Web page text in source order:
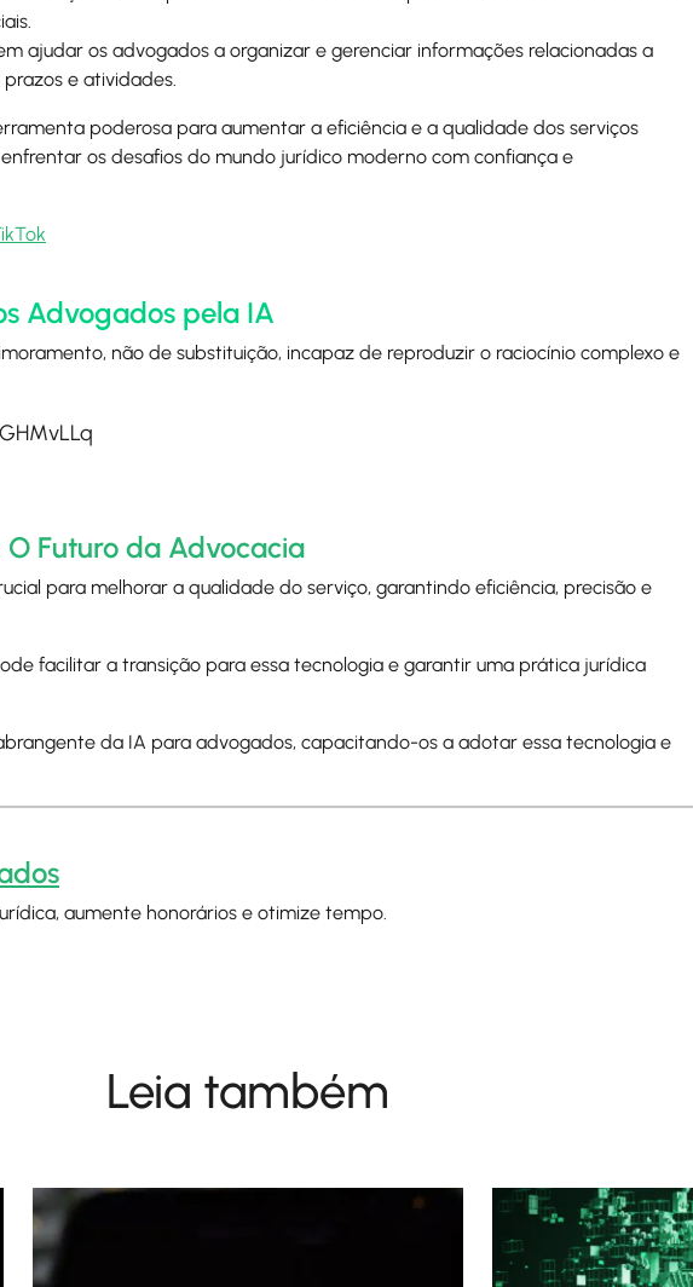
ajudar os advogados a organizar e gerenciar informações relacionadas a
e atividades.
poderosa para aumentar a eficiência e a qualidade dos serviços
os desafios do mundo jurídico moderno com confiança e
Advogados pela IA
não de substituição, incapaz de reproduzir o raciocínio complexo e
Futuro da Advocacia
para melhorar a qualidade do serviço, garantindo eficiência, precisão e
facilitar a transição para essa tecnologia e garantir uma prática jurídica
da IA para advogados, capacitando-os a adotar essa tecnologia e
aumente honorários e otimize tempo.
Leia também